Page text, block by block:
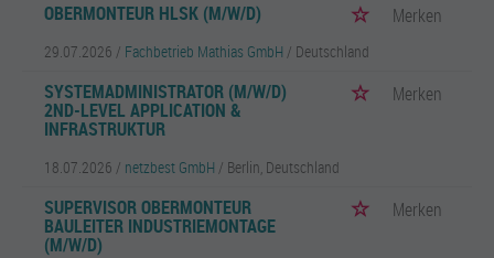
OBERMONTEUR HLSK (M/W/D) Merken
29.07.2026 / Fachbetrieb Mathias GmbH / Deutschland
SYSTEMADMINISTRATOR (M/W/D)
2ND-LEVEL APPLICATION &
INFRASTRUKTUR
Merken
18.07.2026 / netzbest GmbH / Berlin, Deutschland
SUPERVISOR OBERMONTEUR
BAULEITER INDUSTRIEMONTAGE
(M/W/D)
Merken